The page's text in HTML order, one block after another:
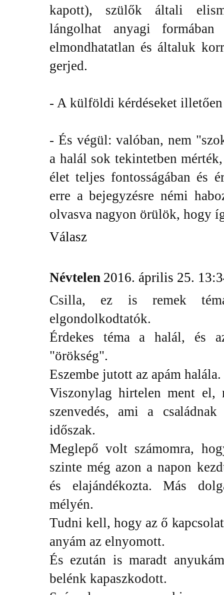
kapott), szülők általi
lángolhat anyagi
elmondhatatlan és általuk
gerjed.
- A külföldi kérdéseket
- És végül: valóban, nem
a halál sok tekintetben
élet teljes fontosságában és
erre a bejegyzésre némi
olvasva nagyon örülök, hogy
Válasz
Névtelen 2016. április 25.
Csilla, ez is remek
elgondolkodtatók.
Érdekes téma a halál, és
"örökség".
Eszembe jutott az apám halála.
Viszonylag hirtelen ment el,
szenvedés, ami a
időszak.
Meglepő volt számomra,
szinte még azon a napon
és elajándékozta. Más
mélyén.
Tudni kell, hogy az ő
anyám az elnyomott.
És ezután is maradt
belénk kapaszkodott.